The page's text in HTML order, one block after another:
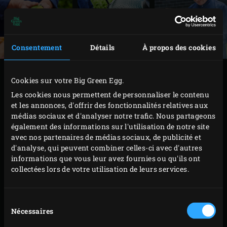
Consentement Détails À propos des cookies
Cookies sur votre Big Green Egg.
Les cookies nous permettent de personnaliser le contenu
et les annonces, d'offrir des fonctionnalités relatives aux
médias sociaux et d'analyser notre trafic. Nous partageons
également des informations sur l'utilisation de notre site
avec nos partenaires de médias sociaux, de publicité et
d'analyse, qui peuvent combiner celles-ci avec d'autres
informations que vous leur avez fournies ou qu'ils ont
collectées lors de votre utilisation de leurs services.
duNécessaires
PRÉPARATION
Pour le chutney, faites chauffer l’huile d’olive dans
la sauteuse. Ajoutez les échalotes et faites-les
revenir pendant 2 à 3 minutes. Ajoutez le
gingembre et la patate douce, et faites cuire le tout
pendant environ 5 minutes jusqu’à ce que la patate
douce soit presqueal dente; remuez de temps en
Sortez la sauteuse de l’EGG, incorporez le piment et